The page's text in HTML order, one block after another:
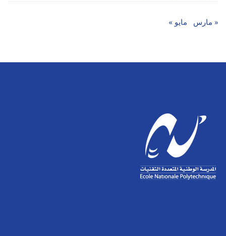
« مارس مايو »